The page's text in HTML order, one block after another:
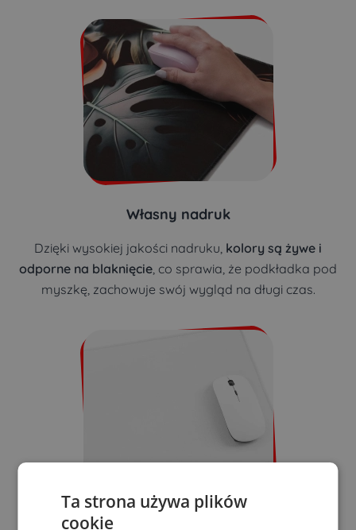
Własny nadruk
Dzięki wysokiej jakości nadruku, kolory są żywe i
odporne na blaknięcie, co sprawia, że podkładka pod
myszkę, zachowuje swój wygląd na długi czas.
Ta strona używa plików
cookie